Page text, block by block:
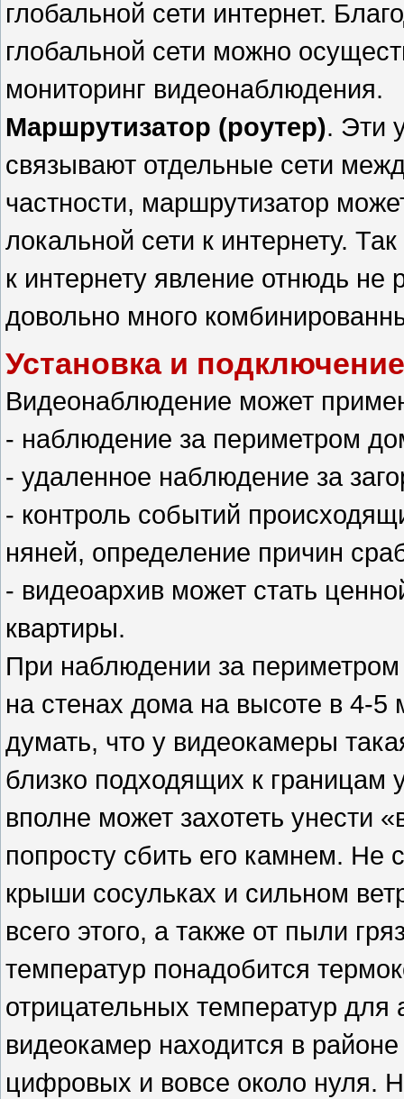
глобальной сети интернет.
глобальной сети можно
мониторинг видеонаблюдения.
Маршрутизатор (роутер). Эти
связывают отдельные сети
частности, маршрутизатор
локальной сети к интернету.
к интернету явление отнюдь
довольно много
Установка и
Видеонаблюдение может
- наблюдение за периметром
- удаленное наблюдение за
- контроль событий
няней, определение причин
- видеоархив может стать
квартиры.
При наблюдении за
на стенах дома на высоте в 4-
думать, что у видеокамеры
близко подходящих к
вполне может захотеть унести
попросту сбить его камнем. Не
крыши сосульках и сильном
всего этого, а также от пыли
температур понадобится
отрицательных температур для
видеокамер находится в
цифровых и вовсе около нуля.